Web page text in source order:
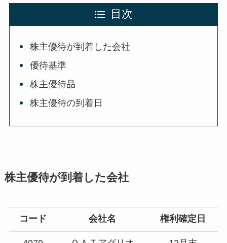
目次
株主優待が到着した会社
優待基準
株主優待品
株主優待の到着日
株主優待が到着した会社
コード 会社名 権利確定日